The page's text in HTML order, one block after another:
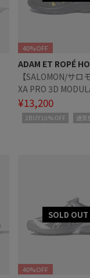
40%OFF
ADAM ET ROPÉ
【SALOMON/サロ
XA PRO 3D
L47963700
¥13,200
2BUY10%OFF 通気
40%OFF